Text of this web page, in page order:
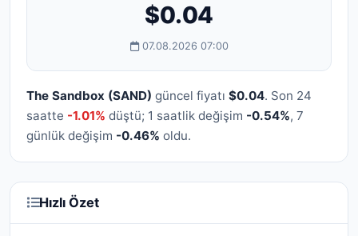
$0.04
07.08.2026 07:00
The Sandbox (SAND) güncel fiyatı $0.04. Son 24
saatte -1.01% düştü; 1 saatlik değişim -0.54%, 7
günlük değişim -0.46% oldu.
Hızlı Özet